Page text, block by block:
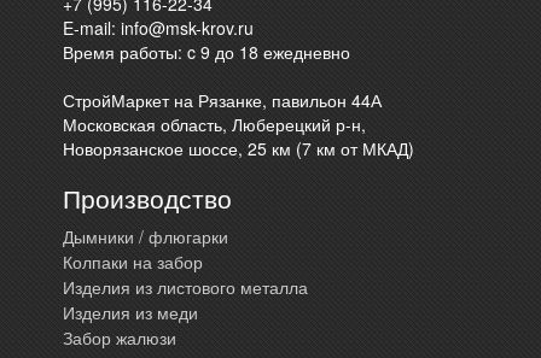
E-mail:info@msk-krov.ru
Время работы: c 9 до 18 ежедневно
СтройМаркет на Рязанке, павильон 44А
Московская область, Люберецкий р-н,
Новорязанское шоссе, 25 км (7 км от МКАД)
Производство
Дымники / флюгарки
Колпаки на забор
Изделия из листового металла
Изделия из меди
Забор жалюзи